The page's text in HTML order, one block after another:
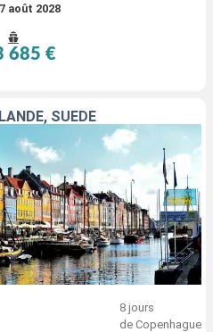
août 2028
685 €
SUÈDE
8 jours
de Copenhague